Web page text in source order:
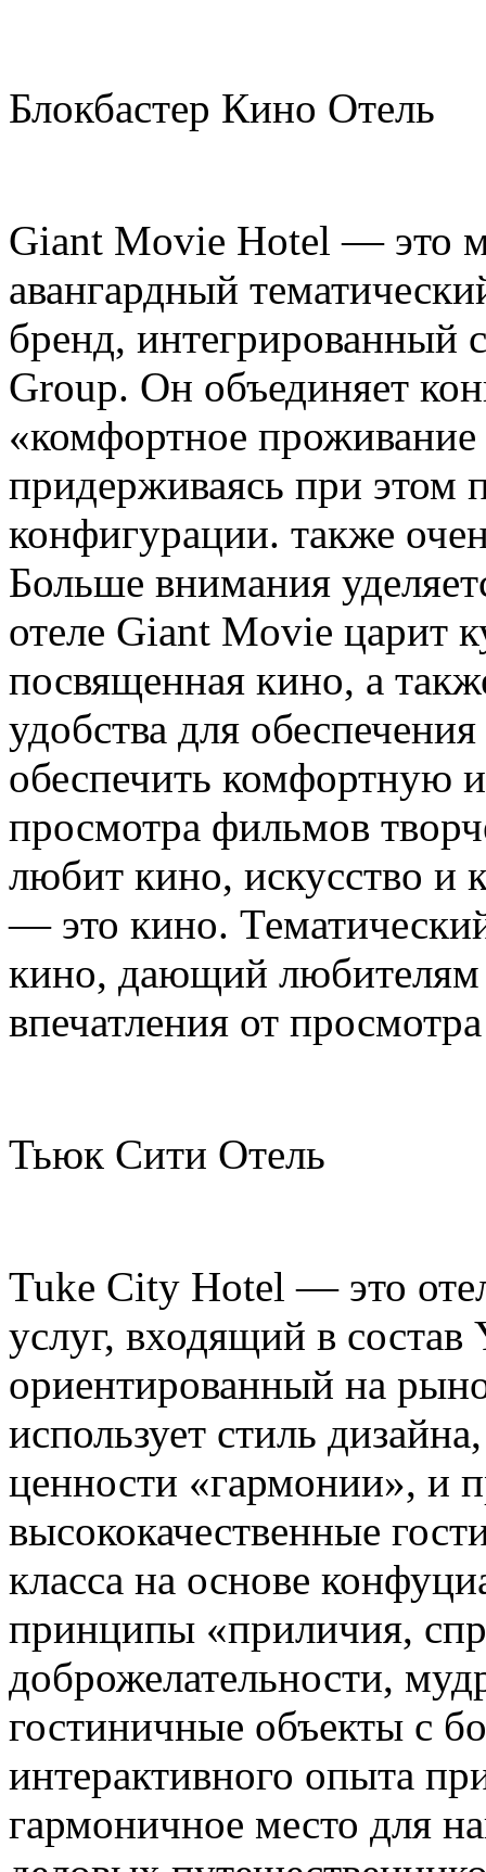
Блокбастер Кино Отель
Giant Movie Hotel — это
авангардный
бренд, интегрированный
Group. Он объединяет
«комфортное
придерживаясь при этом
конфигурации. также
Больше внимания
отеле Giant Movie царит
посвященная кино, а
удобства для
обеспечить комфортную
просмотра фильмов
любит кино, искусство и
— это кино.
кино, дающий любителям
впечатления от
Тьюк Сити Отель
Tuke City Hotel — это
услуг, входящий в
ориентированный на
использует стиль
ценности «гармонии», и
высококачественные
класса на основе
принципы «приличия,
доброжелательности,
гостиничные объекты с
интерактивного опыта
гармоничное место для